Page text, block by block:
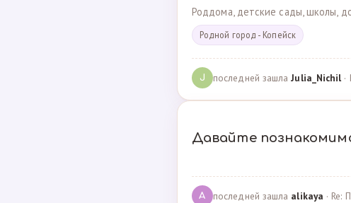
Роддома, детские сады, школы,
Родной город - Копейск
J последней зашлаJulia_Nichil·
Давайте
A последней зашла alikaya · Re: